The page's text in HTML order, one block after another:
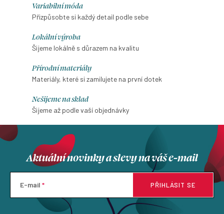
Variabilní móda
Přizpůsobte si každý detail podle sebe
Lokální výroba
Šijeme lokálně s důrazem na kvalitu
Přírodní materiály
Materiály, které si zamilujete na první dotek
Nešijeme na sklad
Šijeme až podle vaší objednávky
Aktuální novinky a slevy na váš e-mail
E-mail PŘIHLÁSIT SE